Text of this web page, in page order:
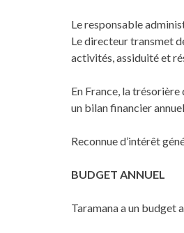
Le responsable
Le directeur transmet
activités, assiduité et
En France, la
un bilan financier
Reconnue d’intérêt
BUDGET ANNUEL
Taramana a un budget